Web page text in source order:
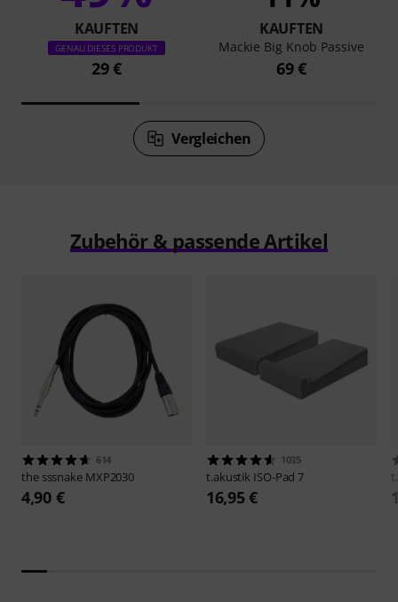
KAUFTEN
GENAU DIESES PRODUKT
29 €
KAUFTEN
Mackie Big Knob Passive
69 €
Vergleichen
Zubehör & passende Artikel
614
the sssnake MXP2030
4,90 €
1035
t.akustik ISO-Pad 7
16,95 €